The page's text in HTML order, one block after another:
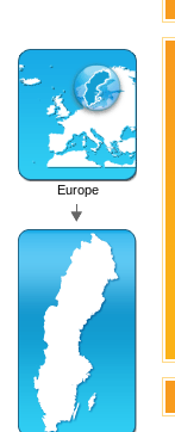
Europe